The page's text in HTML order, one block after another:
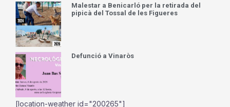
Malestar a Benicarló per la retirada del
pipicà del Tossal de les Figueres
Defunció a Vinaròs
[location-weather id="200265"]